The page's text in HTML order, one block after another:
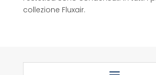
collezione Fluxair.